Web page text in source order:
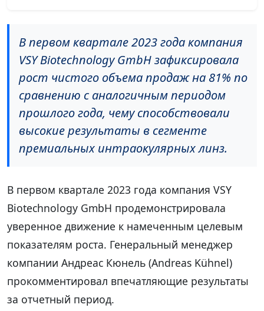
В первом квартале 2023 года компания
VSY Biotechnology GmbH зафиксировала
рост чистого объема продаж на 81% по
сравнению с аналогичным периодом
прошлого года, чему способствовали
высокие результаты в сегменте
премиальных интраокулярных линз.
В первом квартале 2023 года компания VSY
Biotechnology GmbH продемонстрировала
уверенное движение к намеченным целевым
показателям роста. Генеральный менеджер
компании Андреас Кюнель (Andreas Kühnel)
прокомментировал впечатляющие результаты
за отчетный период.